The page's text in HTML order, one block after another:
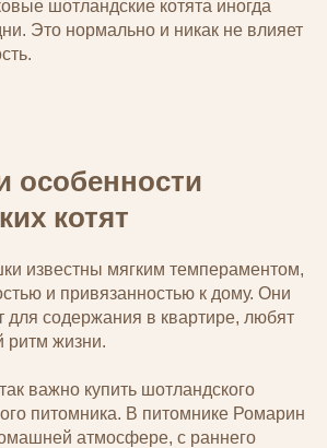
шотландские котята иногда
Это нормально и никак не влияет
особенности
котят
известны мягким темпераментом,
и привязанностью к дому. Они
для содержания в квартире, любят
ритм жизни.
важно купить шотландского
питомника. В питомнике Ромарин
атмосфере, с раннего